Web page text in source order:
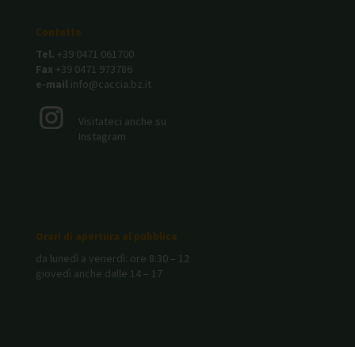
Contatto
Tel. +39 0471 061700
Fax +39 0471 973786
e-mail info@caccia.bz.it
Visitateci anche su
Instagram
Orari di apertura al pubblico
da lunedì a venerdì: ore 8:30 – 12
giovedì anche dalle 14 – 17